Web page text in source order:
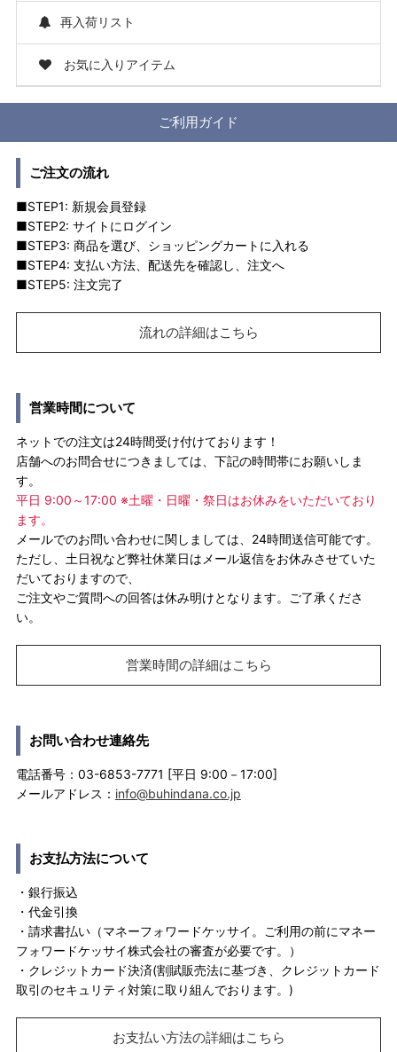
再入荷リスト
お気に入りアイテム
ご利用ガイド
ご注文の流れ
■STEP1: 新規会員登録
■STEP2: サイトにログイン
■STEP3: 商品を選び、ショッピングカートに入れる
■STEP4: 支払い方法、配送先を確認し、注文へ
■STEP5: 注文完了
流れの詳細はこちら
営業時間について
ネットでの注文は24時間受け付けております！
店舗へのお問合せにつきましては、下記の時間帯にお願いしま
す。
平日 9:00～17:00 ※土曜・日曜・祭日はお休みをいただいており
ます。
メールでのお問い合わせに関しましては、24時間送信可能です。
ただし、土日祝など弊社休業日はメール返信をお休みさせていた
だいておりますので、
ご注文やご質問への回答は休み明けとなります。ご了承くださ
い。
営業時間の詳細はこちら
お問い合わせ連絡先
電話番号：03-6853-7771 [平日 9:00－17:00]
メールアドレス： info@buhindana.co.jp
お支払方法について
・銀行振込
・代金引換
・請求書払い（マネーフォワードケッサイ。ご利用の前にマネー
フォワードケッサイ株式会社の審査が必要です。）
・クレジットカード決済(割賦販売法に基づき、クレジットカード
取引のセキュリティ対策に取り組んでおります。)
お支払い方法の詳細はこちら